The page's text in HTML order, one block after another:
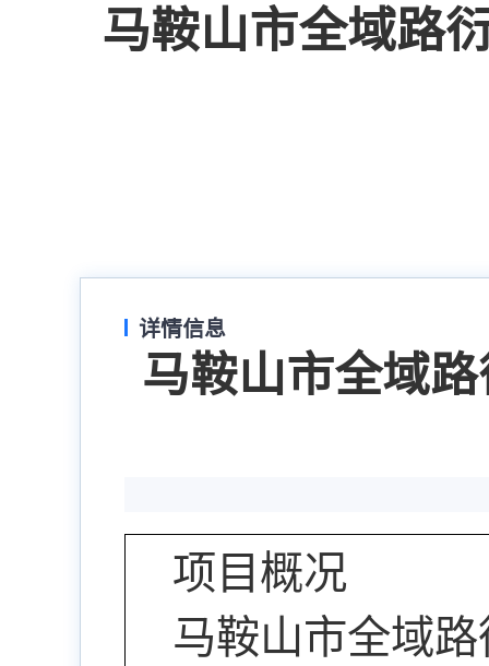
马鞍山市全域路
详情信息
马鞍山市全域
项目概况
马鞍山市全域